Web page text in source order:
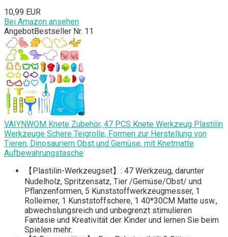
10,99 EUR
Bei Amazon ansehen
AngebotBestseller Nr. 11
VAIYNWOM Knete Zubehör, 47 PCS Knete Werkzeug Plastilin
Werkzeuge Schere Teigrolle, Formen zur Herstellung von
Tieren, Dinosauriern Obst und Gemüse, mit Knetmatte
Aufbewahrungstasche
【Plastilin-Werkzeugset】: 47 Werkzeug, darunter
Nudelholz, Spritzensatz, Tier /Gemüse/Obst/ und
Pflanzenformen, 5 Kunststoffwerkzeugmesser, 1
Rolleimer, 1 Kunststoffschere, 1 40*30CM Matte usw.,
abwechslungsreich und unbegrenzt stimulieren
Fantasie und Kreativität der Kinder und lernen Sie beim
Spielen mehr.